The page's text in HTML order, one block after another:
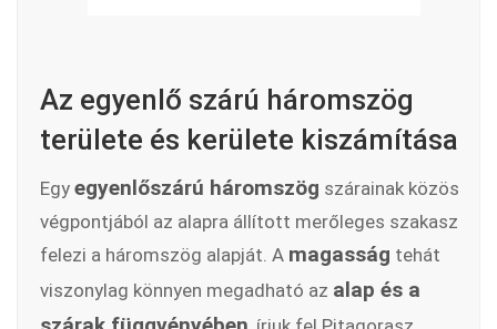
Az egyenlő szárú háromszög
területe és kerülete kiszámítása
Egy egyenlőszárú háromszög szárainak közös
végpontjából az alapra állított merőleges szakasz
felezi a háromszög alapját. A magasság tehát
viszonylag könnyen megadható az alap és a